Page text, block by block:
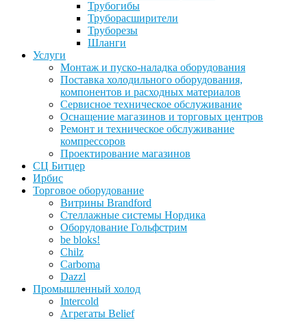
Трубогибы
Труборасширители
Труборезы
Шланги
Услуги
Монтаж и пуско-наладка оборудования
Поставка холодильного оборудования,
компонентов и расходных материалов
Сервисное техническое обслуживание
Оснащение магазинов и торговых центров
Ремонт и техническое обслуживание
компрессоров
Проектирование магазинов
СЦ Битцер
Ирбис
Торговое оборудование
Витрины Brandford
Стеллажные системы Нордика
Оборудование Гольфстрим
be bloks!
Chilz
Carboma
Dazzl
Промышленный холод
Intercold
Агрегаты Belief